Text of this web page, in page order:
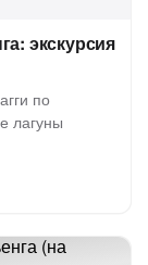
экскурсия
по
лагуны